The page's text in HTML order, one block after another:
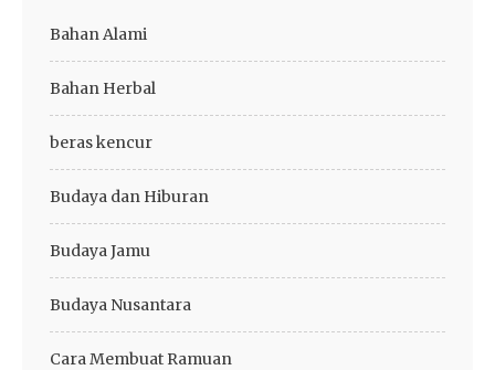
Bahan Alami
Bahan Herbal
beras kencur
Budaya dan Hiburan
Budaya Jamu
Budaya Nusantara
Cara Membuat Ramuan